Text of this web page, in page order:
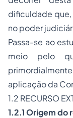
dificuldade
no poder
Passa-se ao
meio pelo
aplicação da
1.2 RECURSO
1.2.1 Origem